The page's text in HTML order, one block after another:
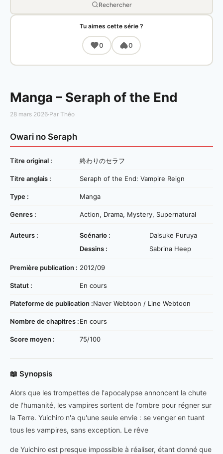
Rechercher
Tu aimes cette série ?
0 0
Manga – Seraph of the End
28 mars 2026·Par Théo
Owari no Seraph
Titre original : 終わりのセラフ
Titre anglais : Seraph of the End: Vampire Reign
Type : Manga
Genres : Action, Drama, Mystery, Supernatural
Auteurs : Scénario :
Daisuke Furuya
Dessins :
Sabrina Heep
Première publication : 2012/09
Statut : En cours
Plateforme de publication :Naver Webtoon / Line Webtoon
Nombre de chapitres :En cours
Score moyen : 75/100
📖 Synopsis
Alors que les trompettes de l'apocalypse annoncent la chute
de l'humanité, les vampires sortent de l'ombre pour régner sur
la Terre. Yuichiro n'a qu'une seule envie : se venger en tuant
tous les vampires, sans exception. Le rêve
de Yuichiro est presque impossible à réaliser, étant donné que